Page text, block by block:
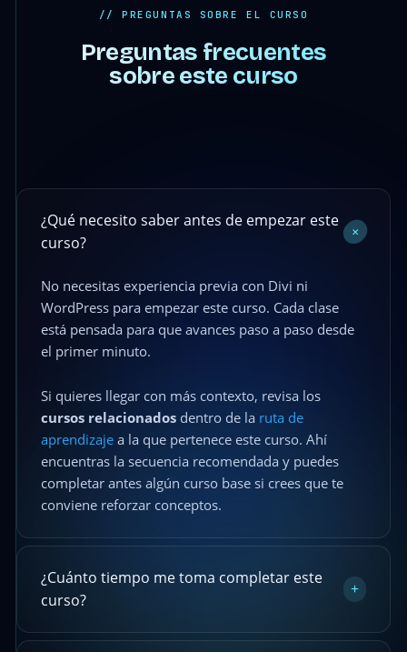
// PREGUNTAS SOBRE EL CURSO
Preguntas frecuentes
sobre este curso
¿Qué necesito saber antes de empezar este
curso?
+
No necesitas experiencia previa con Divi ni
WordPress para empezar este curso. Cada clase
está pensada para que avances paso a paso desde
el primer minuto.
Si quieres llegar con más contexto, revisa los
cursos relacionadosdentro de la ruta de
aprendizajea la que pertenece este curso. Ahí
encuentras la secuencia recomendada y puedes
completar antes algún curso base si crees que te
conviene reforzar conceptos.
¿Cuánto tiempo me toma completar este
curso?
+